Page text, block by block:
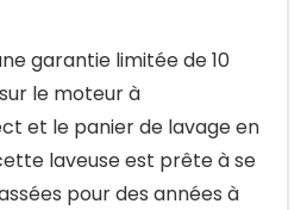
garantie limitée de 10
le moteur à
et le panier de lavage en
laveuse est prête à se
pour des années à